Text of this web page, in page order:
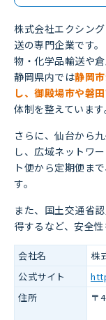
株式会社エクシン
送の専門企業です
物・化学品輸送や
静岡県内では静岡
し、御殿場市や磐
体制を整えています
さらに、仙台から
し、広域ネットワ
ト便から定期便ま
す。
また、国土交通省
得するなど、安全
会社名
株
公式サイト
住所
〒